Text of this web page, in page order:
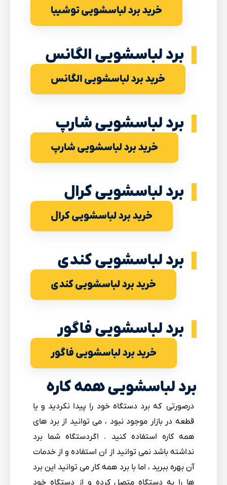
خرید برد لباسشویی توشیبا
برد لباسشویی الگانس
خرید برد لباسشویی الگانس
برد لباسشویی شارپ
خرید برد لباسشویی شارپ
برد لباسشویی کرال
خرید برد لباسشویی کرال
برد لباسشویی کندی
خرید برد لباسشویی کندی
برد لباسشویی فاگور
خرید برد لباسشویی فاگور
برد لباسشویی همه کاره
درصورتی که برد دستگاه خود را پیدا نکردید و یا
قطعه در بازار موجود نبود ، می توانید از برد های
همه کاره استفاده کنید . اگردستگاه شما برد
نداشته باشد نمی توانید از ان استفاده و از خدمات
آن بهره ببرید ، اما با برد همه کار می توانید این برد
ها را به دستگاه متصل کرده و از دستگاه خود